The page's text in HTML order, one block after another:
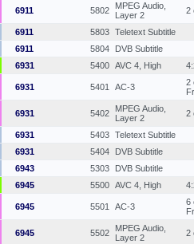
6911 5802
MPEG Audio,
Layer 2
2
6911 5803 Teletext Subtitle
6911
5804 DVB Subtitle
6931
5400 AVC 4, High
6931 5401 AC-3
2
6931 5402
MPEG Audio,
Layer 2
2
6931 5403 Teletext Subtitle
6931
5404 DVB Subtitle
6943
5303 DVB Subtitle
6945
5500 AVC 4, High
6945 5501 AC-3
6
6945 5502
MPEG Audio,
Layer 2
2